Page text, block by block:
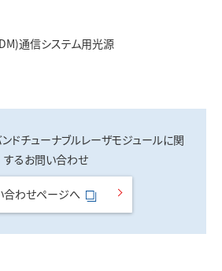
通信システム用光源
ドチューナブルレーザモジュールに関
するお問い合わせ
合わせページへ